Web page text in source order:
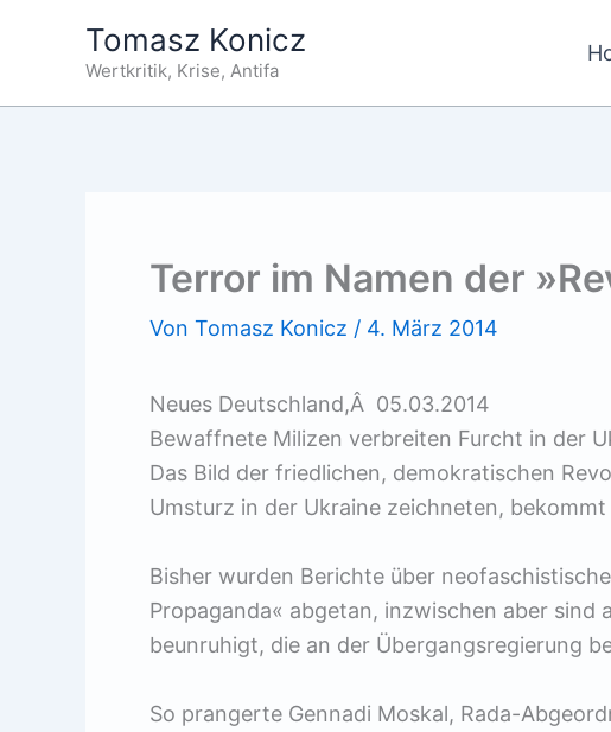
Tomasz Konicz
Wertkritik, Krise, Antifa
Terror im Namen der
Von Tomasz Konicz / 4. März 2014
Neues Deutschland,Â 05.03.2014
Bewaffnete Milizen verbreiten Furcht in der
Das Bild der friedlichen, demokratischen
Umsturz in der Ukraine zeichneten, bekommt
Bisher wurden Berichte über
Propaganda« abgetan, inzwischen aber sind
beunruhigt, die an der Übergangsregierung
So prangerte Gennadi Moskal, Rada-